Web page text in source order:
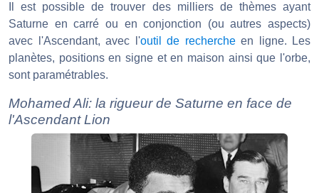
Il est possible de trouver des milliers de thèmes ayant
Saturne en carré ou en conjonction (ou autres aspects)
avec l'Ascendant, avec l'outil de rechercheen ligne. Les
planètes, positions en signe et en maison ainsi que l'orbe,
sont paramétrables.
Mohamed Ali: la rigueur de Saturne en face de
l'Ascendant Lion